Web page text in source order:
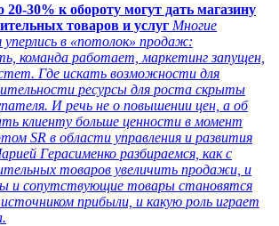
20-30% к обороту могут дать магазину
товаров и услуг Многие
уперлись в «потолок» продаж:
команда работает, маркетинг запущен,
Где искать возможности для
ресурсы для роста скрыты
И речь не о повышении цен, а об
клиенту больше ценности в момент
SR в области управления и развития
Герасименко разбираемся, как с
товаров увеличить продажи, и
и сопутствующие товары становятся
прибыли, и какую роль играет